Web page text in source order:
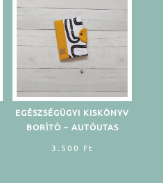
EGÉSZSÉGÜGYI KISKÖNYV
BORÌTÒ – AUTÓUTAS
3.500 Ft